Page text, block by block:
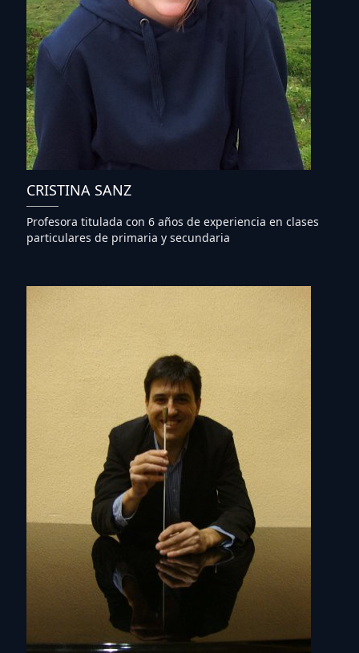
CRISTINA SANZ
Profesora titulada con 6 años de experiencia en clases
particulares de primaria y secundaria